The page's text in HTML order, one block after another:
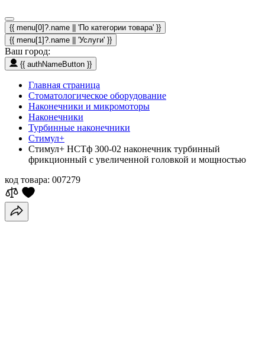
{{ menu[0]?.name || 'По категории товара' }}
{{ menu[1]?.name || 'Услуги' }}
Ваш город:
{{ authNameButton }}
Главная страница
Стоматологическое оборудование
Наконечники и микромоторы
Наконечники
Турбинные наконечники
Стимул+
Стимул+ НСТф 300-02 наконечник турбинный
фрикционный с увеличенной головкой и мощностью
код товара: 007279